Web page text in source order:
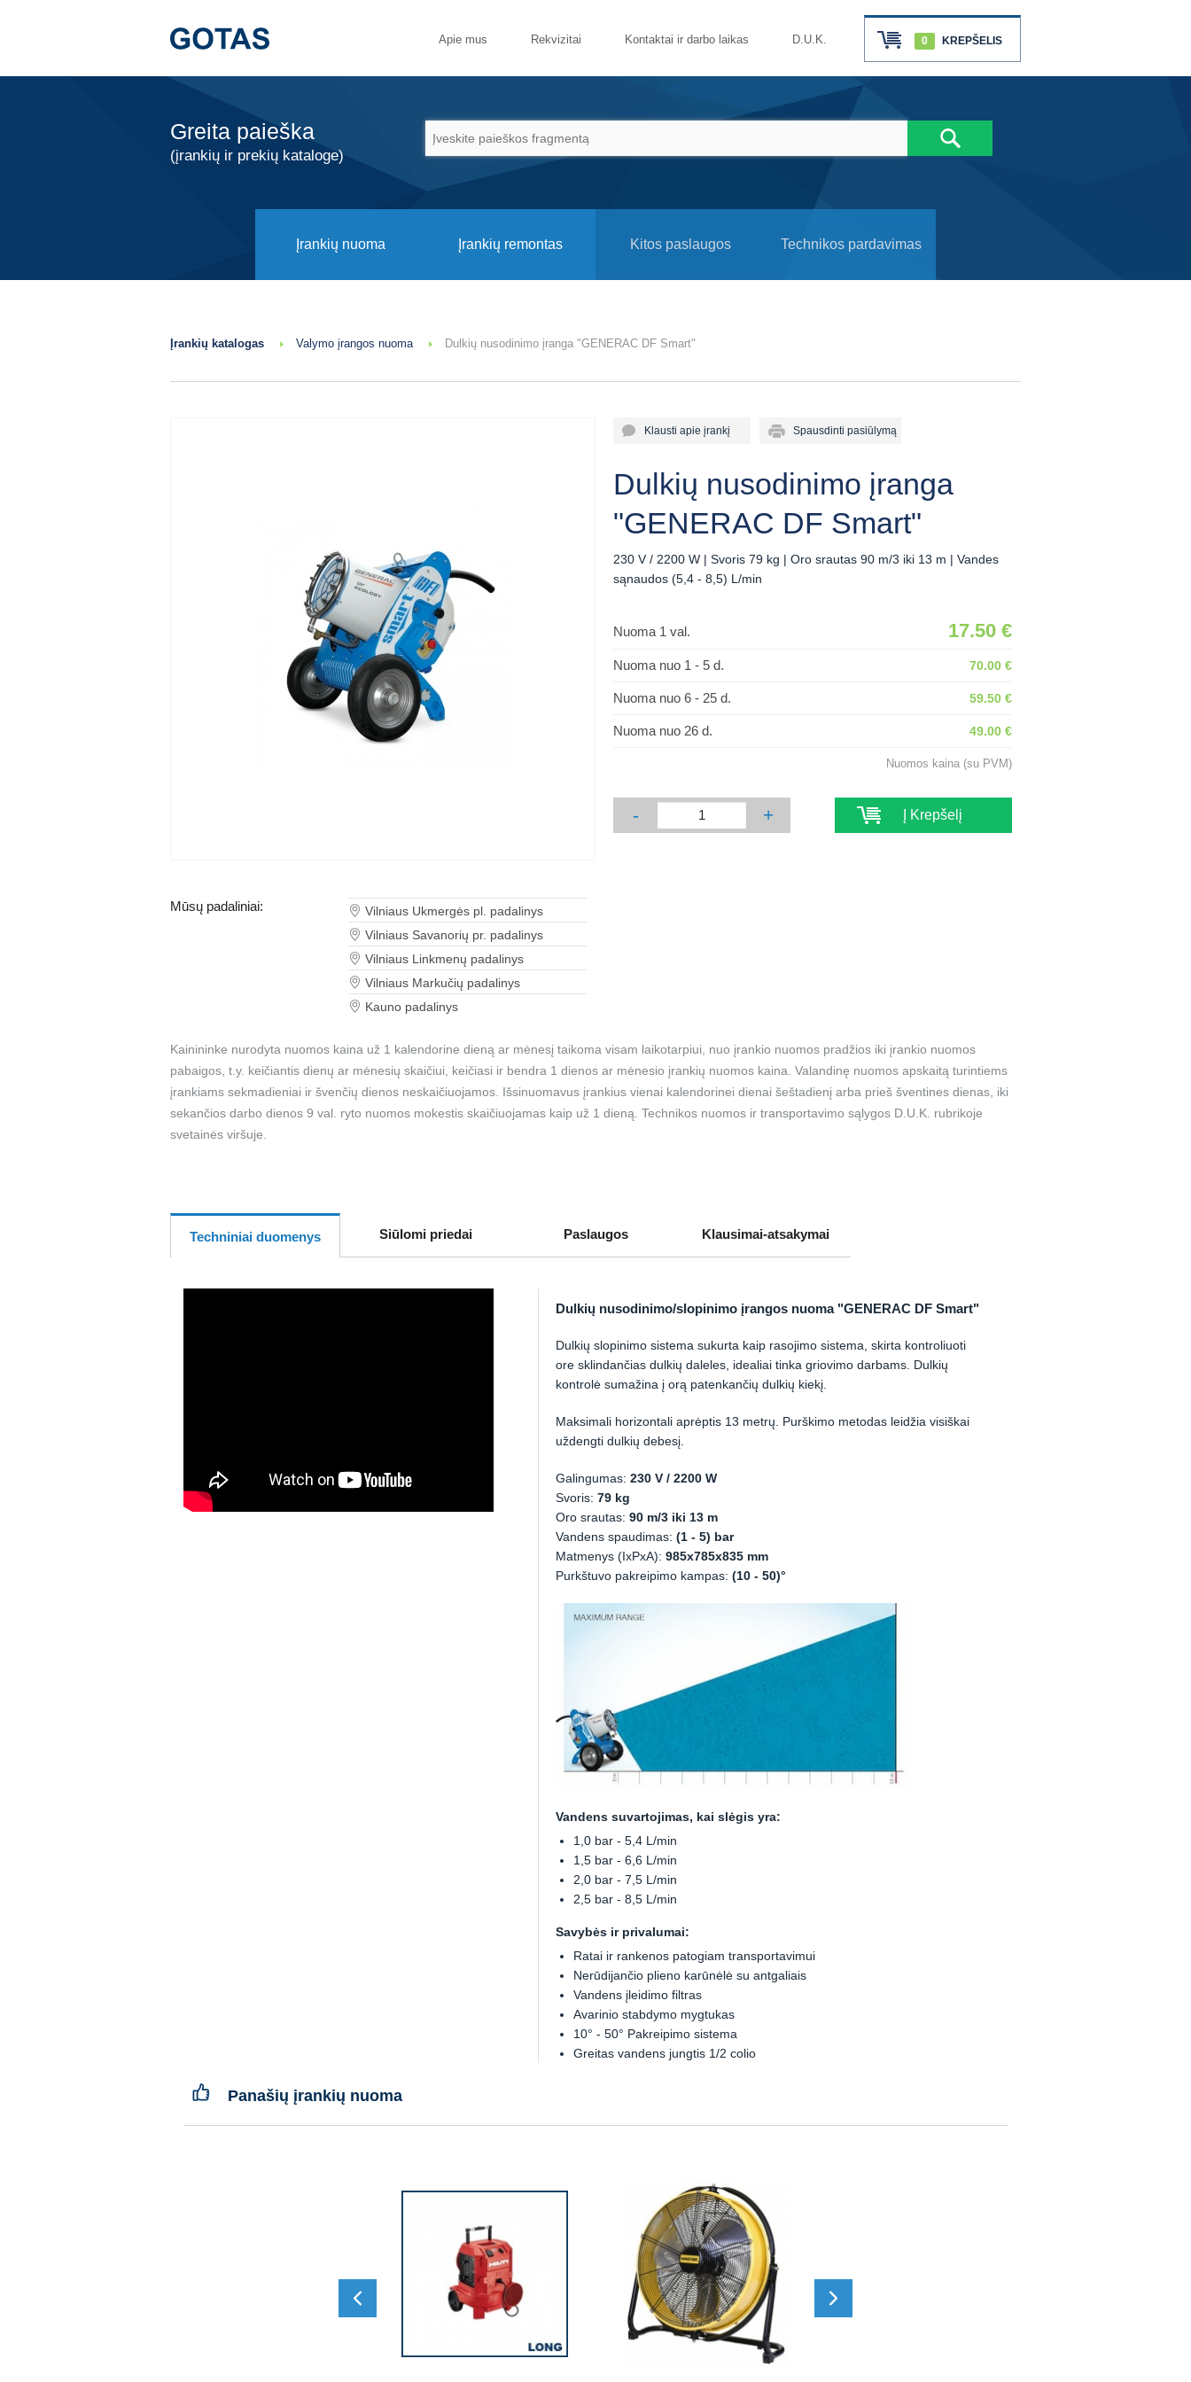
0 KREPŠELIS
Apie mus Rekvizitai Kontaktai ir darbo laikas D.U.K.
Greita paieška
(įrankių ir prekių kataloge)
Įrankių nuoma Įrankių remontas Kitos paslaugos Technikos pardavimas
Įrankių katalogas Valymo įrangos nuoma Dulkių nusodinimo įranga "GENERAC DF Smart"
Mūsų padaliniai:
Vilniaus Ukmergės pl. padalinys
Vilniaus Savanorių pr. padalinys
Vilniaus Linkmenų padalinys
Vilniaus Markučių padalinys
Kauno padalinys
Klausti apie įrankį Spausdinti pasiūlymą
Dulkių nusodinimo įranga
"GENERAC DF Smart"
230 V / 2200 W | Svoris 79 kg | Oro srautas 90 m/3 iki 13 m | Vandes
sąnaudos (5,4 - 8,5) L/min
Nuoma 1 val. 17.50 €
Nuoma nuo 1 - 5 d. 70.00 €
Nuoma nuo 6 - 25 d. 59.50 €
Nuoma nuo 26 d. 49.00 €
Nuomos kaina (su PVM)
- + Į Krepšelį
Kainininke nurodyta nuomos kaina už 1 kalendorine dieną ar mėnesį taikoma visam laikotarpiui, nuo įrankio nuomos pradžios iki įrankio nuomos
pabaigos, t.y. keičiantis dienų ar mėnesių skaičiui, keičiasi ir bendra 1 dienos ar mėnesio įrankių nuomos kaina. Valandinę nuomos apskaitą turintiems
įrankiams sekmadieniai ir švenčių dienos neskaičiuojamos. Išsinuomavus įrankius vienai kalendorinei dienai šeštadienį arba prieš šventines dienas, iki
sekančios darbo dienos 9 val. ryto nuomos mokestis skaičiuojamas kaip už 1 dieną. Technikos nuomos ir transportavimo sąlygos D.U.K. rubrikoje
svetainės viršuje.
Techniniai duomenys Siūlomi priedai Paslaugos Klausimai-atsakymai
Dulkių nusodinimo/slopinimo įrangos nuoma "GENERAC DF Smart"
Dulkių slopinimo sistema sukurta kaip rasojimo sistema, skirta kontroliuoti
ore sklindančias dulkių daleles, idealiai tinka griovimo darbams. Dulkių
kontrolė sumažina į orą patenkančių dulkių kiekį.
Maksimali horizontali aprėptis 13 metrų. Purškimo metodas leidžia visiškai
uždengti dulkių debesį.
Galingumas: 230 V / 2200 W
Svoris: 79 kg
Oro srautas: 90 m/3 iki 13 m
Vandens spaudimas: (1 - 5) bar
Matmenys (IxPxA): 985x785x835 mm
Purkštuvo pakreipimo kampas: (10 - 50)°
Vandens suvartojimas, kai slėgis yra:
1,0 bar - 5,4 L/min
1,5 bar - 6,6 L/min
2,0 bar - 7,5 L/min
2,5 bar - 8,5 L/min
Savybės ir privalumai:
Ratai ir rankenos patogiam transportavimui
Nerūdijančio plieno karūnėlė su antgaliais
Vandens įleidimo filtras
Avarinio stabdymo mygtukas
10° - 50° Pakreipimo sistema
Greitas vandens jungtis 1/2 colio
Panašių įrankių nuoma